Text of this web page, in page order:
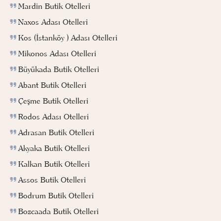
Mardin Butik Otelleri
Naxos Adası Otelleri
Kos (İstanköy ) Adası Otelleri
Mikonos Adası Otelleri
Büyükada Butik Otelleri
Abant Butik Otelleri
Çeşme Butik Otelleri
Rodos Adası Otelleri
Adrasan Butik Otelleri
Akyaka Butik Otelleri
Kalkan Butik Otelleri
Assos Butik Otelleri
Bodrum Butik Otelleri
Bozcaada Butik Otelleri